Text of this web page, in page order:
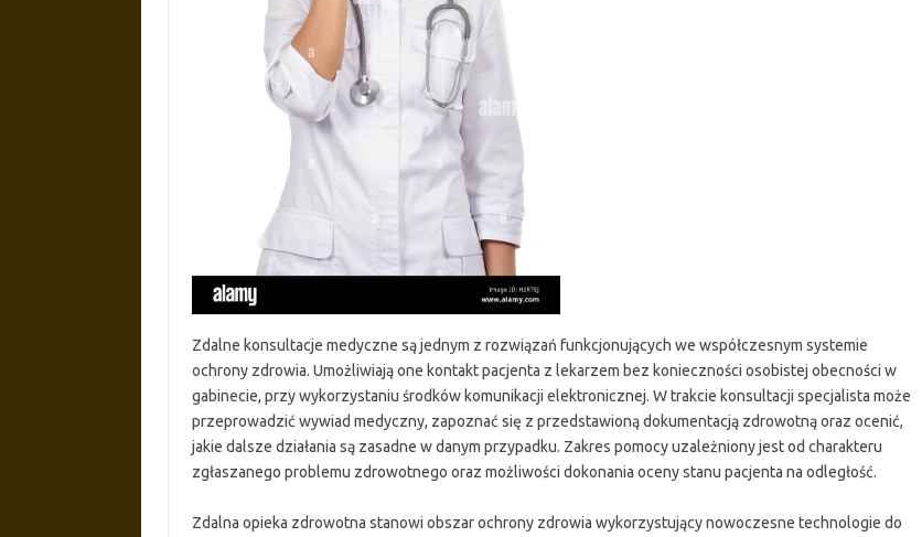
Zdalne konsultacje medyczne są jednym z rozwiązań funkcjonujących we współczesnym systemie
ochrony zdrowia. Umożliwiają one kontakt pacjenta z lekarzem bez konieczności osobistej obecności w
gabinecie, przy wykorzystaniu środków komunikacji elektronicznej. W trakcie konsultacji specjalista może
przeprowadzić wywiad medyczny, zapoznać się z przedstawioną dokumentacją zdrowotną oraz ocenić,
jakie dalsze działania są zasadne w danym przypadku. Zakres pomocy uzależniony jest od charakteru
zgłaszanego problemu zdrowotnego oraz możliwości dokonania oceny stanu pacjenta na odległość.
Zdalna opieka zdrowotna stanowi obszar ochrony zdrowia wykorzystujący nowoczesne technologie do